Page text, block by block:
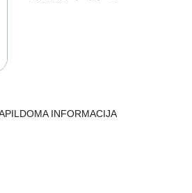
INFORMACIJA